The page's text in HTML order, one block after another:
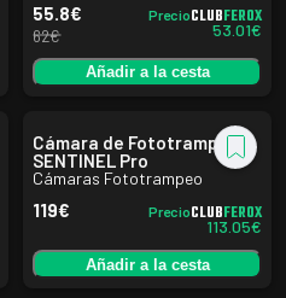
55.8€
62€
PrecioCLUBFEROX
53.01€
Añadir a la cesta
Cámara de Fototrampeo
SENTINEL Pro
Cámaras Fototrampeo
119€ PrecioCLUBFEROX
113.05€
Añadir a la cesta